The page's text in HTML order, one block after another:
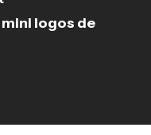
logos de